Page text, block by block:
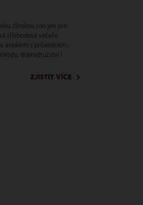
zlínskou zoo jen pro
tříchodová večeře
areálem s průvodcem.
dobrodružství i
ZJISTIT VÍCE